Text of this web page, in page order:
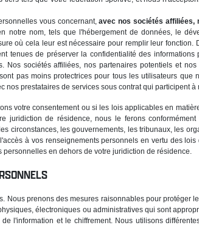
vous concernant,avec nos sociétés affiliées,
notre nom, tels que l'hébergement de données, le
où cela leur est nécessaire pour remplir leur fonction.
tenues de préserver la confidentialité des
sociétés affiliées, nos partenaires potentiels et
pas moins protectrices pour tous les utilisateurs que
prestataires de services sous contrat qui participent à
votre consentement ou si les lois applicables en
juridiction de résidence, nous le ferons
circonstances, les gouvernements, les tribunaux, les
à vos renseignements personnels en vertu des
en dehors de votre juridiction de résidence.
Nous prenons des mesures raisonnables pour protéger
électroniques ou administratives qui sont
l'information et le chiffrement. Nous utilisons